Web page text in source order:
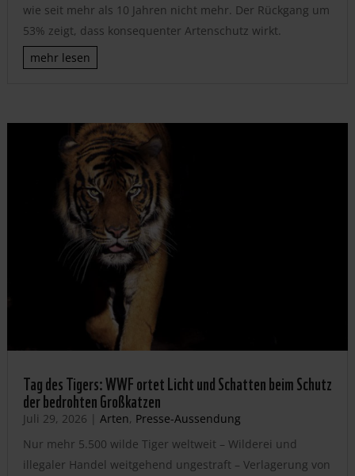
wie seit mehr als 10 Jahren nicht mehr. Der Rückgang um
53% zeigt, dass konsequenter Artenschutz wirkt.
mehr lesen
Tag des Tigers: WWF ortet Licht und Schatten beim Schutz
der bedrohten Großkatzen
Juli 29, 2026 | Arten, Presse-Aussendung
Nur mehr 5.500 wilde Tiger weltweit – Wilderei und
illegaler Handel weitgehend ungestraft – Verlagerung von